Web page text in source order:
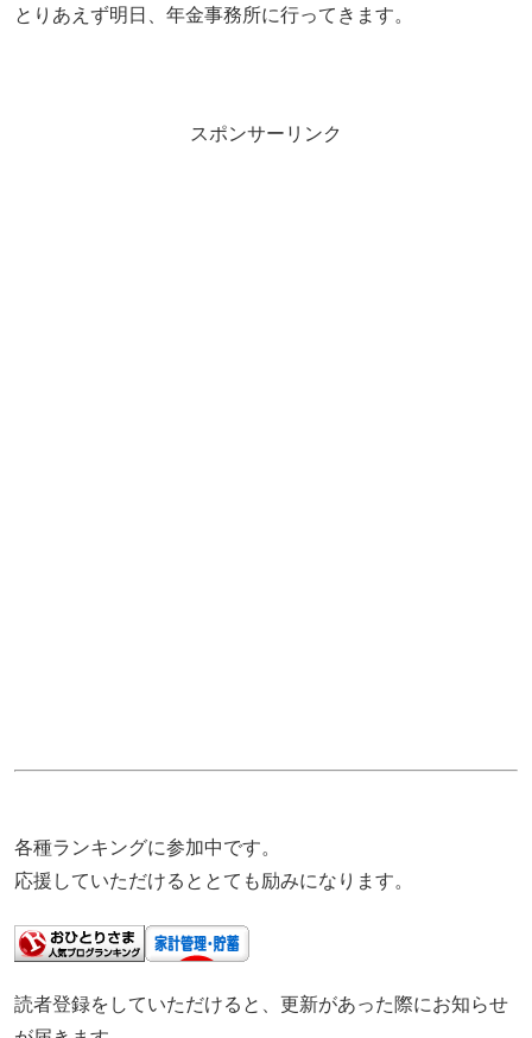
とりあえず明日、年金事務所に行ってきます。
スポンサーリンク
各種ランキングに参加中です。
応援していただけるととても励みになります。
読者登録をしていただけると、更新があった際にお知らせ